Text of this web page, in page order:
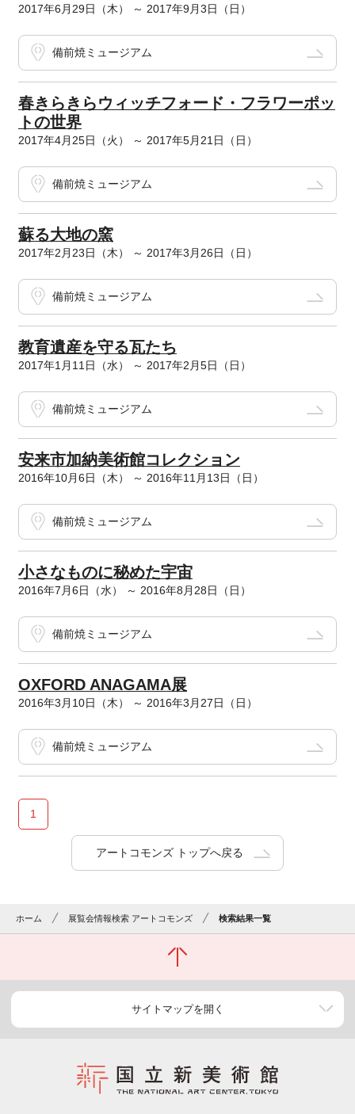
2017年6月29日（木） ～ 2017年9月3日（日）
備前焼ミュージアム
春きらきらウィッチフォード・フラワーポッ
トの世界
2017年4月25日（火） ～ 2017年5月21日（日）
備前焼ミュージアム
蘇る大地の窯
2017年2月23日（木） ～ 2017年3月26日（日）
備前焼ミュージアム
教育遺産を守る瓦たち
2017年1月11日（水） ～ 2017年2月5日（日）
備前焼ミュージアム
安来市加納美術館コレクション
2016年10月6日（木） ～ 2016年11月13日（日）
備前焼ミュージアム
小さなものに秘めた宇宙
2016年7月6日（水） ～ 2016年8月28日（日）
備前焼ミュージアム
OXFORD ANAGAMA展
2016年3月10日（木） ～ 2016年3月27日（日）
備前焼ミュージアム
1
アートコモンズ トップへ戻る
ホーム 展覧会情報検索 アートコモンズ 検索結果一覧
サイトマップを開く